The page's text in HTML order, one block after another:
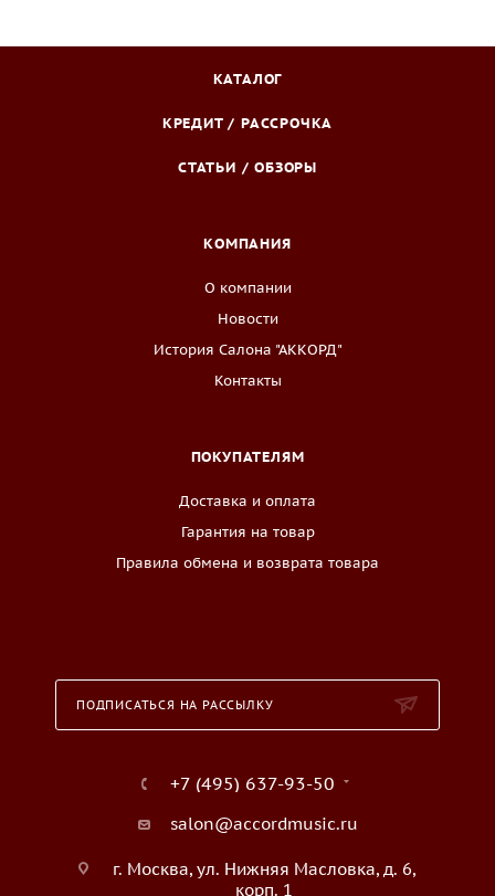
КАТАЛОГ
КРЕДИТ / РАССРОЧКА
СТАТЬИ / ОБЗОРЫ
КОМПАНИЯ
О компании
Новости
История Салона "АККОРД"
Контакты
ПОКУПАТЕЛЯМ
Доставка и оплата
Гарантия на товар
Правила обмена и возврата товара
ПОДПИСАТЬСЯ НА РАССЫЛКУ
+7 (495) 637-93-50
salon@accordmusic.ru
г. Москва, ул. Нижняя Масловка, д. 6,
корп. 1